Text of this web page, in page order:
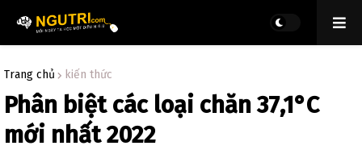
Trang chủ kiến thức
Phân biệt các loại chăn 37,1°C
mới nhất 2022